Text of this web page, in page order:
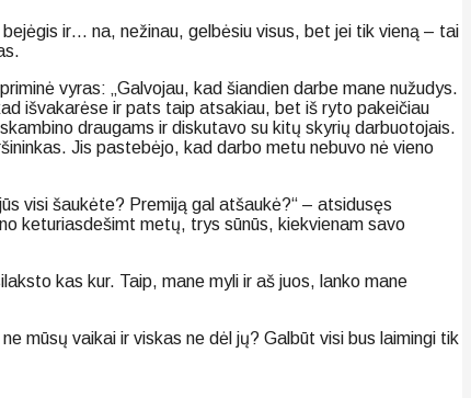
ir… na, nežinau, gelbėsiu visus, bet jei tik vieną – tai
vyras: „Galvojau, kad šiandien darbe mane nužudys.
išvakarėse ir pats taip atsakiau, bet iš ryto pakeičiau
draugams ir diskutavo su kitų skyrių darbuotojais.
Jis pastebėjo, kad darbo metu nebuvo nė vieno
visi šaukėte? Premiją gal atšaukė?“ – atsidusęs
keturiasdešimt metų, trys sūnūs, kiekvienam savo
kas kur. Taip, mane myli ir aš juos, lanko mane
mūsų vaikai ir viskas ne dėl jų? Galbūt visi bus laimingi tik